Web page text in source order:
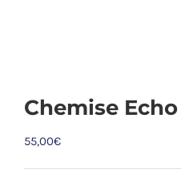
Chemise Echo
55,00€